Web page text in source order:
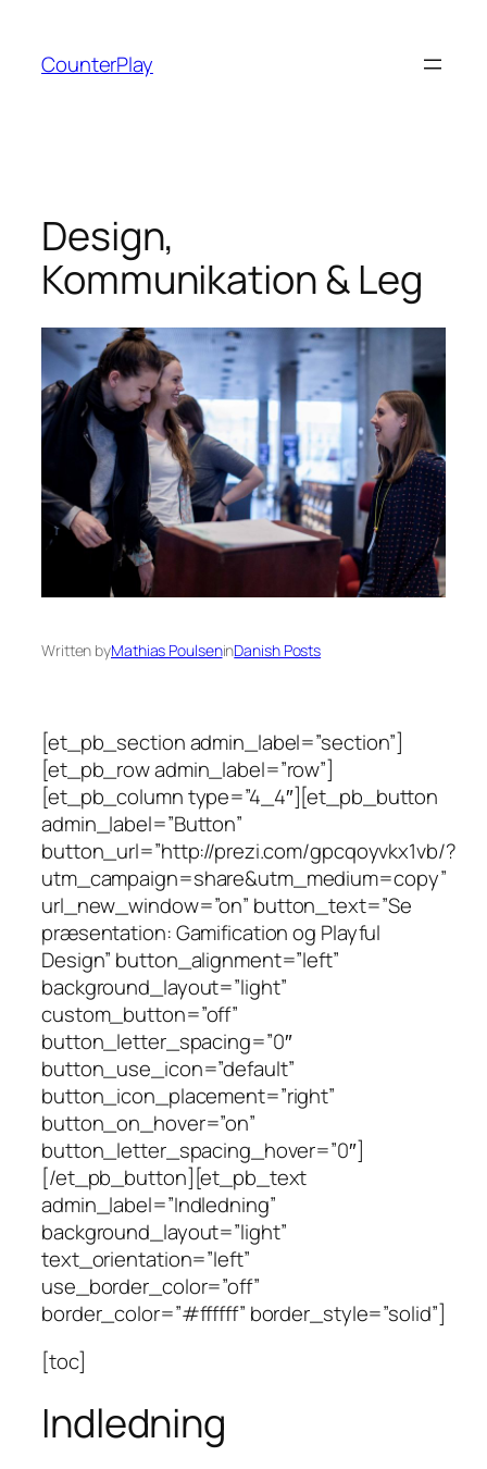
content
CounterPlay
Design,
Kommunikation & Leg
Written byMathias PoulseninDanish Posts
[et_pb_section admin_label=”section”]
[et_pb_row admin_label=”row”]
[et_pb_column type=”4_4″][et_pb_button
admin_label=”Button”
button_url=”http://prezi.com/gpcqoyvkx1vb/?
utm_campaign=share&utm_medium=copy”
url_new_window=”on” button_text=”Se
præsentation: Gamification og Playful
Design” button_alignment=”left”
background_layout=”light”
custom_button=”off”
button_letter_spacing=”0″
button_use_icon=”default”
button_icon_placement=”right”
button_on_hover=”on”
button_letter_spacing_hover=”0″]
[/et_pb_button][et_pb_text
admin_label=”Indledning”
background_layout=”light”
text_orientation=”left”
use_border_color=”off”
border_color=”#ffffff” border_style=”solid”]
[toc]
Indledning